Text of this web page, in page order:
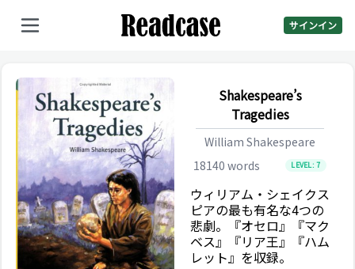
サインイン
Shakespeare’s
Tragedies
William Shakespeare
18140 words LEVEL:7
ウィリアム・シェイクス
ピアの最も有名な4つの
悲劇。『オセロ』『マク
ベス』『リア王』『ハム
レット』を収録。